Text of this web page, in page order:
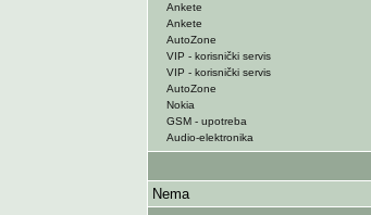
Ankete
Ankete
AutoZone
VIP - korisnički servis
VIP - korisnički servis
AutoZone
Nokia
GSM - upotreba
Audio-elektronika
Nema